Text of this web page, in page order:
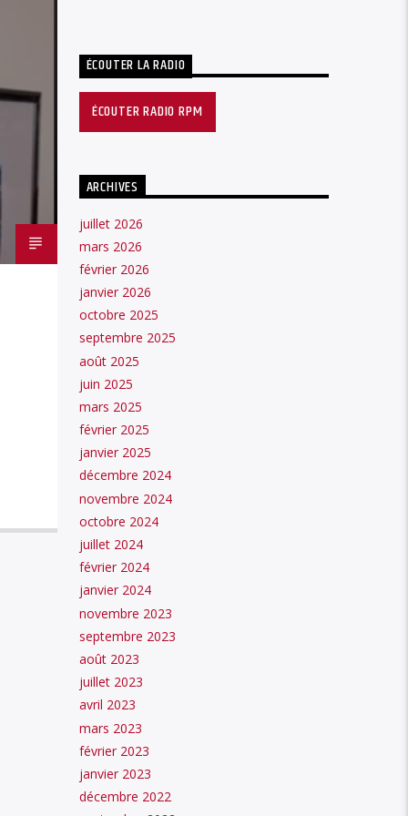
ÉCOUTER LA RADIO
ÉCOUTER RADIO RPM
ARCHIVES
juillet 2026
mars 2026
février 2026
janvier 2026
octobre 2025
septembre 2025
août 2025
juin 2025
mars 2025
février 2025
janvier 2025
décembre 2024
novembre 2024
octobre 2024
juillet 2024
février 2024
janvier 2024
novembre 2023
septembre 2023
août 2023
juillet 2023
avril 2023
mars 2023
février 2023
janvier 2023
décembre 2022